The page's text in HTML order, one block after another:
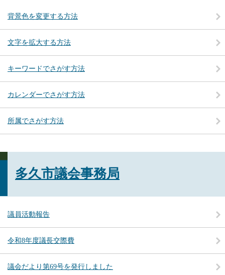
背景色を変更する方法
文字を拡大する方法
キーワードでさがす方法
カレンダーでさがす方法
所属でさがす方法
多久市議会事務局
議員活動報告
令和8年度議長交際費
議会だより第69号を発行しました